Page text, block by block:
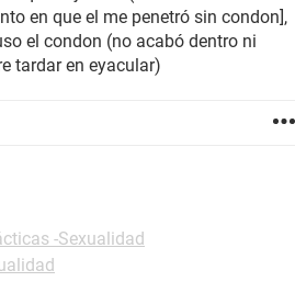
en que el me penetró sin condon],
el condon (no acabó dentro ni
tardar en eyacular)
-Sexualidad